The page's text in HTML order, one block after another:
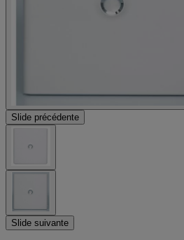
Slide précédente
Slide suivante